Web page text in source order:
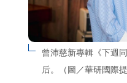
曾沛慈新專輯《下週
后。（圖／華研國際提